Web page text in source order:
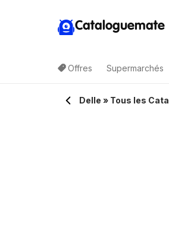
Cataloguemate
Offres Supermarchés
Delle » Tous les